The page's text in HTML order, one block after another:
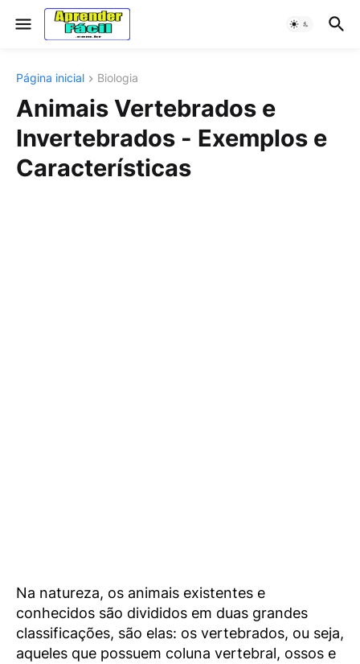
Página inicial Biologia
Animais Vertebrados e
Invertebrados - Exemplos e
Características
Na natureza, os animais existentes e
conhecidos são divididos em duas grandes
classificações, são elas: os vertebrados, ou seja,
aqueles que possuem coluna vertebral, ossos e